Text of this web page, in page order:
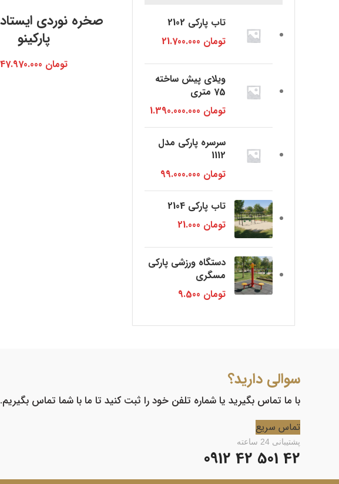
تاب پارکی 2102
تومان
ویلای پیش ساخته
75 متری
تومان
سرسره پارکی مدل
1112
تومان
تاب پارکی 2104
تومان
دستگاه ورزشی پارکی
مسگری
تومان
پارکینو
تومان
سوالی دارید؟
با ما تماس بگیرید یا شماره تلفن خود را ثبت کنید تا ما با شما تماس بگیریم.
تماس سریع
پشتیبانی 24 ساعته
42 501 42 0912